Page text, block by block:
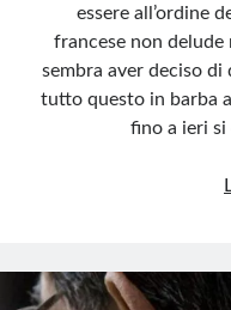
essere all’ordine
francese non delude
sembra aver deciso di
tutto questo in barba
fino a ieri